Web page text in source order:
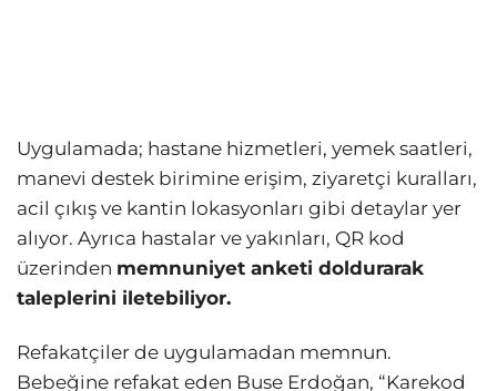
Uygulamada; hastane hizmetleri, yemek saatleri,
manevi destek birimine erişim, ziyaretçi kuralları,
acil çıkış ve kantin lokasyonları gibi detaylar yer
alıyor. Ayrıca hastalar ve yakınları, QR kod
üzerinden memnuniyet anketi doldurarak
taleplerini iletebiliyor.
Refakatçiler de uygulamadan memnun.
Bebeğine refakat eden Buse Erdoğan, “Karekod